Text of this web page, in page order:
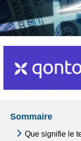
Sommaire
Que signifie le